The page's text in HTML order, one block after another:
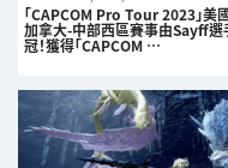
「CAPCOM Pro Tour 2023」美
加拿大-中部西區賽事由Sayff選
冠！獲得「CAPCOM …